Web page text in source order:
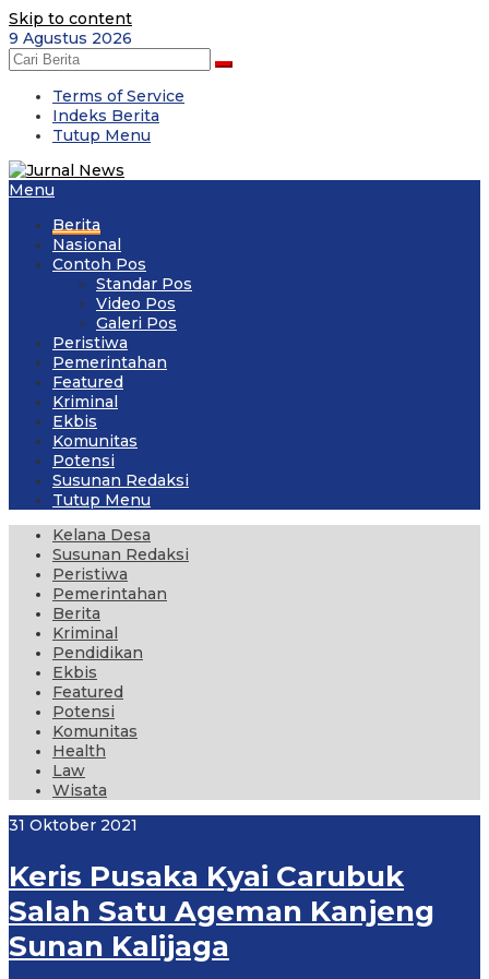
Skip to content
9 Agustus 2026
Terms of Service
Indeks Berita
Tutup Menu
Menu
Berita
Nasional
Contoh Pos
Standar Pos
Video Pos
Galeri Pos
Peristiwa
Pemerintahan
Featured
Kriminal
Ekbis
Komunitas
Potensi
Susunan Redaksi
Tutup Menu
Kelana Desa
Susunan Redaksi
Peristiwa
Pemerintahan
Berita
Kriminal
Pendidikan
Ekbis
Featured
Potensi
Komunitas
Health
Law
Wisata
31 Oktober 2021
Keris Pusaka Kyai Carubuk
Salah Satu Ageman Kanjeng
Sunan Kalijaga